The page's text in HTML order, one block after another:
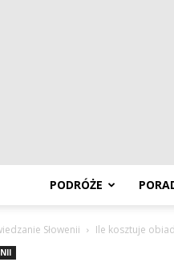
PODRÓŻE
Słowenii Ile kosztuje